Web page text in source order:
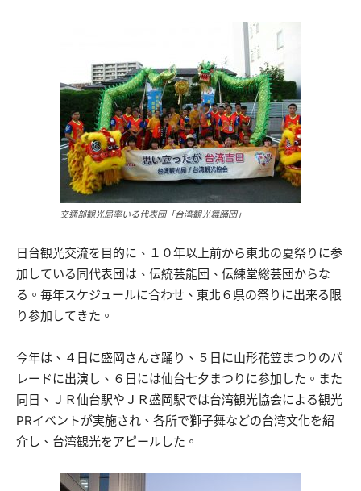
交通部観光局率いる代表団「台湾観光舞踊団」
日台観光交流を目的に、１０年以上前から東北の夏祭りに参
加している同代表団は、伝統芸能団、伝練堂総芸団からな
る。毎年スケジュールに合わせ、東北６県の祭りに出来る限
り参加してきた。
今年は、４日に盛岡さんさ踊り、５日に山形花笠まつりのパ
レードに出演し、６日には仙台七夕まつりに参加した。また
同日、ＪＲ仙台駅やＪＲ盛岡駅では台湾観光協会による観光
PRイベントが実施され、各所で獅子舞などの台湾文化を紹
介し、台湾観光をアピールした。